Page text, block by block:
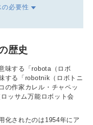
の必要性
歴史
味する「robota（ロボ
する「robotnik（ロボトニ
の作家カレル・チャペッ
ッサム万能ロボット会
化されたのは1954年にア